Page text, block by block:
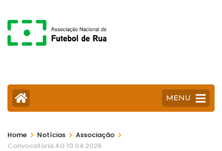
to
content
(Press
MENU
Home > Notícias > Associação >
Convocatória AG 10.04.2026